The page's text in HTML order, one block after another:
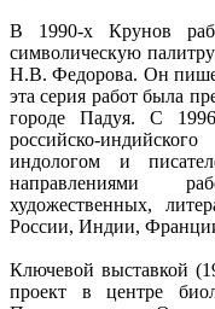
В 1990-х Крунов
символическую
Н.В. Федорова. Он
эта серия работ была
городе Падуя. С
российско-
индологом и
направлениями
художественных,
России, Индии,
Ключевой выставкой
проект в центре